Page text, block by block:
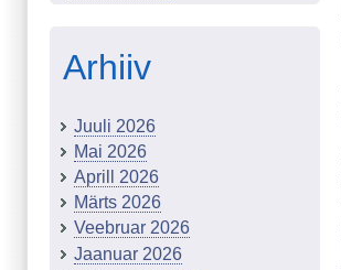
Arhiiv
Juuli 2026
Mai 2026
Aprill 2026
Märts 2026
Veebruar 2026
Jaanuar 2026